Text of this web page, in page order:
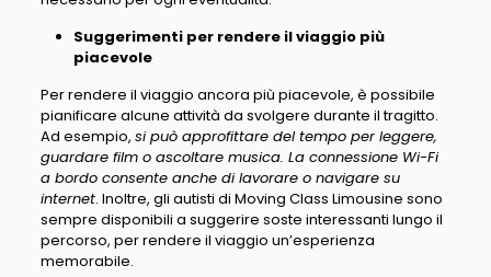
Suggerimenti per rendere il viaggio più
piacevole
Per rendere il viaggio ancora più piacevole, è possibile
pianificare alcune attività da svolgere durante il tragitto.
Ad esempio, si può approfittare del tempo per leggere,
guardare film o ascoltare musica. La connessione Wi-Fi
a bordo consente anche di lavorare o navigare su
internet. Inoltre, gli autisti di Moving Class Limousine sono
sempre disponibili a suggerire soste interessanti lungo il
percorso, per rendere il viaggio un’esperienza
memorabile.